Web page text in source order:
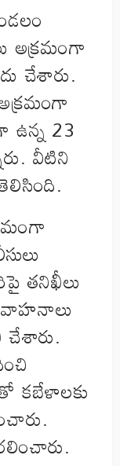
అక్రమంగా
చేశారు.
ఉన్న 23
వీటిని
తనిఖీలు
వాహనాలు
కబేళాలకు